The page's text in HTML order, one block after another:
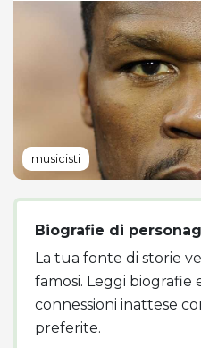
musicisti
Biografie di
La tua fonte di storie
famosi. Leggi biografie
connessioni inattese
preferite.